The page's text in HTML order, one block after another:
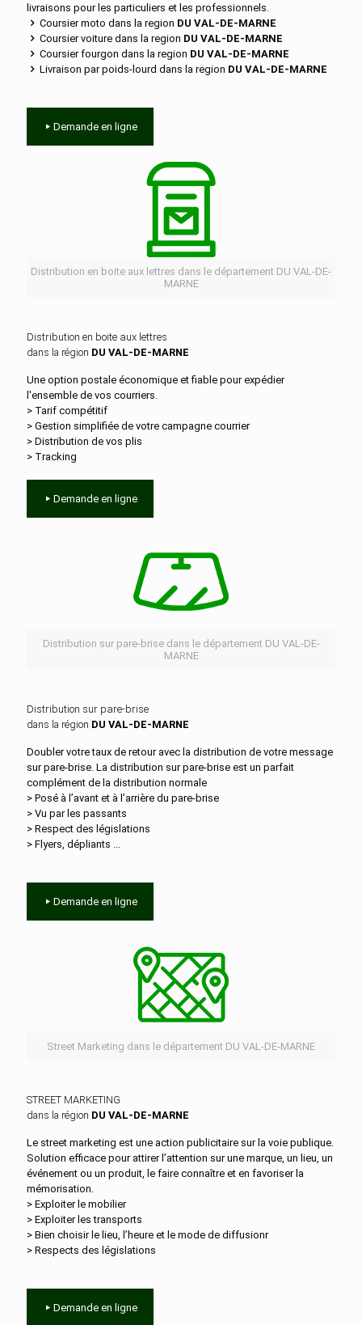
livraisons pour les particuliers et les professionnels.
Coursier moto dans la region DU VAL-DE-MARNE
Coursier voiture dans la region DU VAL-DE-MARNE
Coursier fourgon dans la region DU VAL-DE-MARNE
Livraison par poids-lourd dans la region DU VAL-DE-MARNE
Demande en ligne
Distribution en boite aux lettres dans le département DU VAL-DE-
MARNE
Distribution en boite aux lettres
dans la région DU VAL-DE-MARNE
Une option postale économique et fiable pour expédier
l'ensemble de vos courriers.
> Tarif compétitif
> Gestion simplifiée de votre campagne courrier
> Distribution de vos plis
> Tracking
Demande en ligne
Distribution sur pare-brise dans le département DU VAL-DE-
MARNE
Distribution sur pare-brise
dans la région DU VAL-DE-MARNE
Doubler votre taux de retour avec la distribution de votre message
sur pare-brise. La distribution sur pare-brise est un parfait
complément de la distribution normale
> Posé à l’avant et à l’arrière du pare-brise
> Vu par les passants
> Respect des législations
> Flyers, dépliants ...
Demande en ligne
Street Marketing dans le département DU VAL-DE-MARNE
STREET MARKETING
dans la région DU VAL-DE-MARNE
Le street marketing est une action publicitaire sur la voie publique.
Solution efficace pour attirer l’attention sur une marque, un lieu, un
événement ou un produit, le faire connaître et en favoriser la
mémorisation.
> Exploiter le mobilier
> Exploiter les transports
> Bien choisir le lieu, l’heure et le mode de diffusionr
> Respects des législations
Demande en ligne